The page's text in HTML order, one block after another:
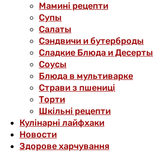
Мамині рецепти
Супы
Салаты
Сэндвичи и бутерброды
Сладкие Блюда и Десерты
Соусы
Блюда в мультиварке
Страви з пшениці
Торти
Шкільні рецепти
Кулінарні лайфхаки
Новости
Здорове харчування